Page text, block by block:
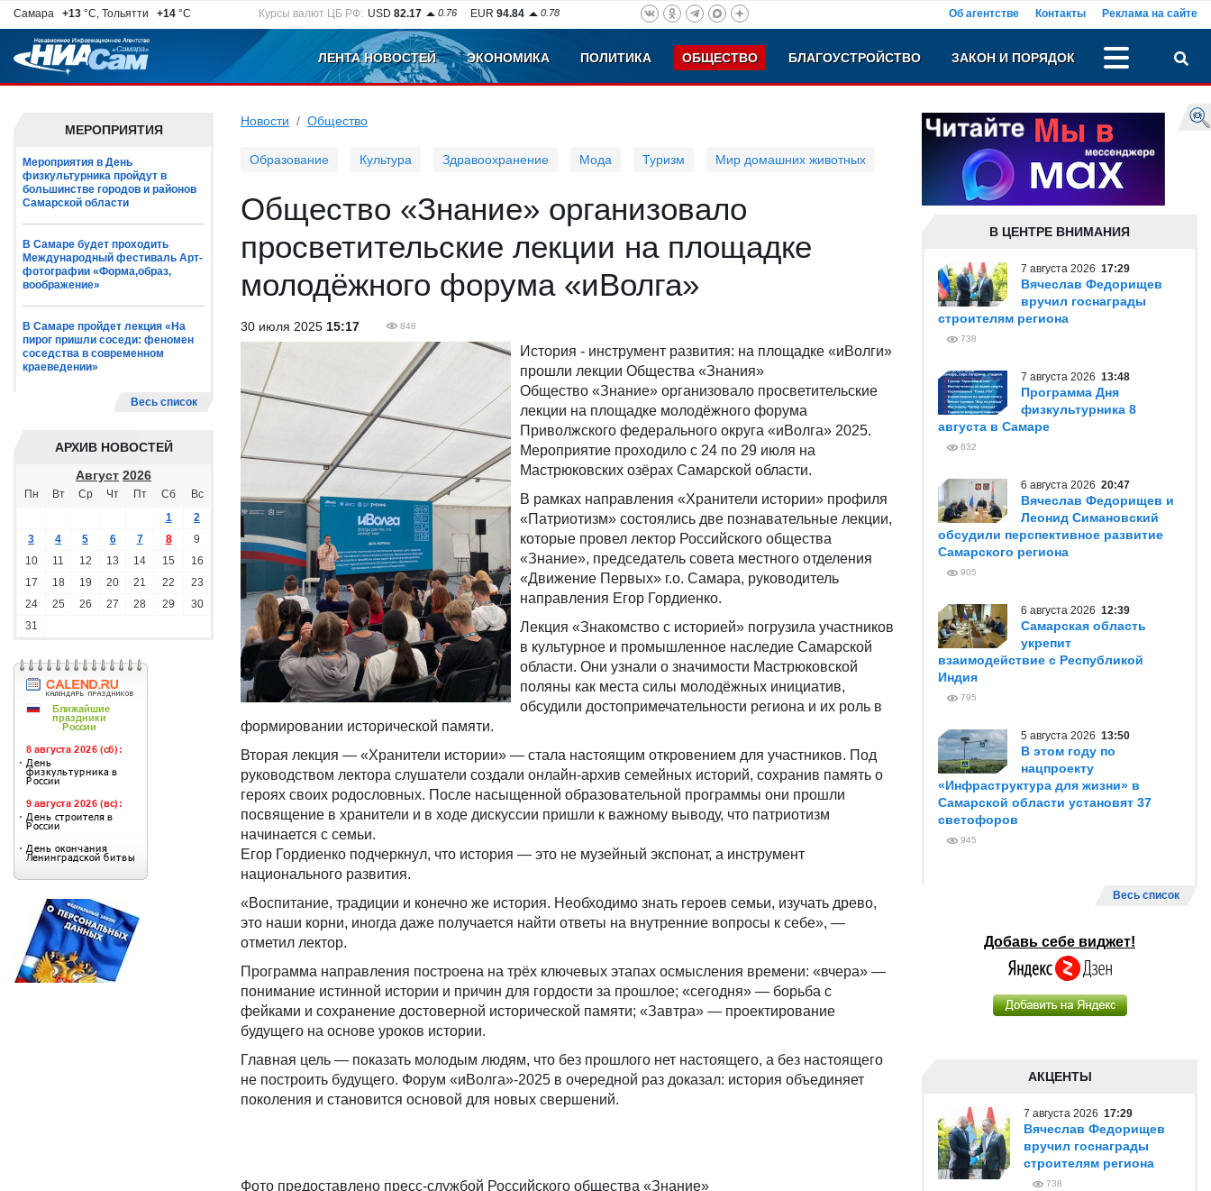
Самара +13 °C, Тольятти +14 °C Курсы валют ЦБ РФ: USD 82.17 0.76 EUR 94.84 0.78 Об агентстве Контакты Реклама на сайте
ЛЕНТА НОВОСТЕЙ ЭКОНОМИКА ПОЛИТИКА ОБЩЕСТВО БЛАГОУСТРОЙСТВО ЗАКОН И ПОРЯДОК
МЕРОПРИЯТИЯ
Мероприятия в День
физкультурника пройдут в
большинстве городов и районов
Самарской области
В Самаре будет проходить
Международный фестиваль Арт-
фотографии «Форма,образ,
воображение»
В Самаре пройдет лекция «На
пирог пришли соседи: феномен
соседства в современном
краеведении»
Весь список
АРХИВ НОВОСТЕЙ
Август 2026
Пн Вт Ср Чт Пт Сб
Вс
1
2
3
4 5 6 7 8
9
10
11 12 13 14 15
16
17
18 19 20 21 22
23
24
25 26 27 28 29
30
31
Новости Общество
Образование Культура Здравоохранение Мода Туризм Мир домашних животных
Общество «Знание» организовало
просветительские лекции на площадке
молодёжного форума «иВолга»
30 июля 2025 15:17 848
История - инструмент развития: на площадке «иВолги»
прошли лекции Общества «Знания»
Общество «Знание» организовало просветительские
лекции на площадке молодёжного форума
Приволжского федерального округа «иВолга» 2025.
Мероприятие проходило с 24 по 29 июля на
Мастрюковских озёрах Самарской области.
В рамках направления «Хранители истории» профиля
«Патриотизм» состоялись две познавательные лекции,
которые провел лектор Российского общества
«Знание», председатель совета местного отделения
«Движение Первых» г.о. Самара, руководитель
направления Егор Гордиенко.
Лекция «Знакомство с историей» погрузила участников
в культурное и промышленное наследие Самарской
области. Они узнали о значимости Мастрюковской
поляны как места силы молодёжных инициатив,
обсудили достопримечательности региона и их роль в
формировании исторической памяти.
Вторая лекция — «Хранители истории» — стала настоящим откровением для участников. Под
руководством лектора слушатели создали онлайн-архив семейных историй, сохранив память о
героях своих родословных. После насыщенной образовательной программы они прошли
посвящение в хранители и в ходе дискуссии пришли к важному выводу, что патриотизм
начинается с семьи.
Егор Гордиенко подчеркнул, что история — это не музейный экспонат, а инструмент
национального развития.
«Воспитание, традиции и конечно же история. Необходимо знать героев семьи, изучать древо,
это наши корни, иногда даже получается найти ответы на внутренние вопросы к себе», —
отметил лектор.
Программа направления построена на трёх ключевых этапах осмысления времени: «вчера» —
понимание истинной истории и причин для гордости за прошлое; «сегодня» — борьба с
фейками и сохранение достоверной исторической памяти; «Завтра» — проектирование
будущего на основе уроков истории.
Главная цель — показать молодым людям, что без прошлого нет настоящего, а без настоящего
не построить будущего. Форум «иВолга»-2025 в очередной раз доказал: история объединяет
поколения и становится основой для новых свершений.
Фото предоставлено пресс-службой Российского общества «Знание»
В ЦЕНТРЕ ВНИМАНИЯ
7 августа 2026 17:29
Вячеслав Федорищев
вручил госнаграды
строителям региона
738
7 августа 2026 13:48
Программа Дня
физкультурника 8
августа в Самаре
632
6 августа 2026 20:47
Вячеслав Федорищев и
Леонид Симановский
обсудили перспективное развитие
Самарского региона
905
6 августа 2026 12:39
Самарская область
укрепит
взаимодействие с Республикой
Индия
795
5 августа 2026 13:50
В этом году по
нацпроекту
«Инфраструктура для жизни» в
Самарской области установят 37
светофоров
945
Весь список
Добавь себе виджет!
АКЦЕНТЫ
7 августа 2026 17:29
Вячеслав Федорищев
вручил госнаграды
строителям региона
738